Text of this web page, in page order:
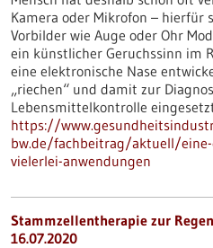
Kamera oder Mikrofon –
Vorbilder wie Auge oder Ohr
ein künstlicher Geruchssinn im
eine elektronische Nase
„riechen“ und damit zur
Lebensmittelkontrolle
https://
bw.de/fachbeitrag/aktuell/
vielerlei-anwendungen
Stammzellentherapie zur
16.07.2020